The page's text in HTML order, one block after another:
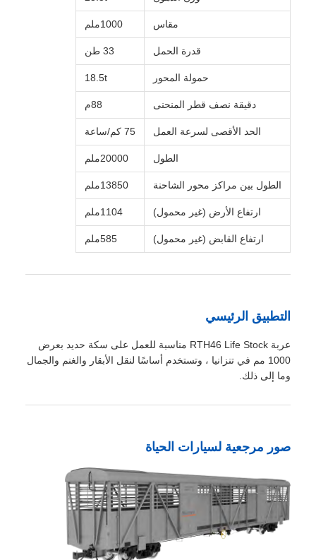
مقاس 1000ملم
قدرة الحمل 33 طن
حمولة المحور 18.5t
دقيقة نصف قطر المنحنى 88م
الحد الأقصى لسرعة العمل 75 كم/ساعة
الطول 20000ملم
الطول بين مراكز محور الشاحنة 13850ملم
ارتفاع الأرض (غير محمول) 1104ملم
ارتفاع القابض (غير محمول) 585ملم
التطبيق الرئيسي
عربة RTH46 Life Stock مناسبة للعمل على سكة حديد بعرض
1000 مم في تنزانيا ، وتستخدم أساسًا لنقل الأبقار والغنم والجمال
وما إلى ذلك.
صور مرجعية لسيارات الحياة